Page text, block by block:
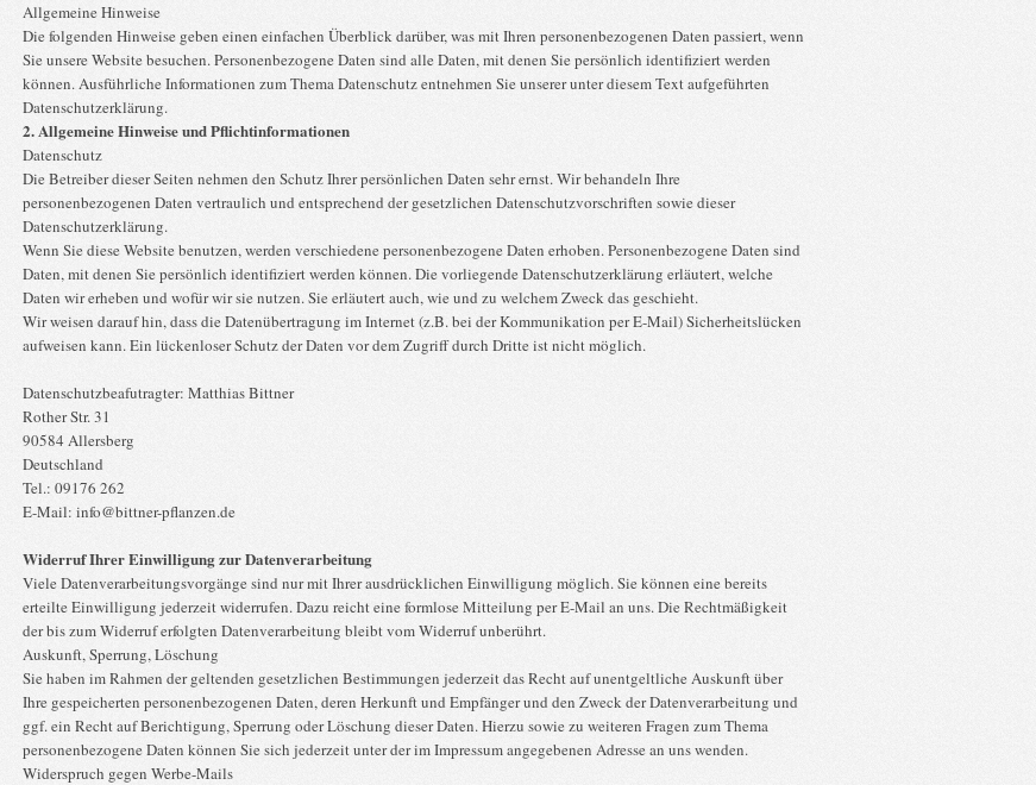
Allgemeine Hinweise
Die folgenden Hinweise geben einen einfachen Überblick darüber, was mit Ihren personenbezogenen Daten passiert, wenn
Sie unsere Website besuchen. Personenbezogene Daten sind alle Daten, mit denen Sie persönlich identifiziert werden
können. Ausführliche Informationen zum Thema Datenschutz entnehmen Sie unserer unter diesem Text aufgeführten
Datenschutzerklärung.
2. Allgemeine Hinweise und Pflichtinformationen
Datenschutz
Die Betreiber dieser Seiten nehmen den Schutz Ihrer persönlichen Daten sehr ernst. Wir behandeln Ihre
personenbezogenen Daten vertraulich und entsprechend der gesetzlichen Datenschutzvorschriften sowie dieser
Datenschutzerklärung.
Wenn Sie diese Website benutzen, werden verschiedene personenbezogene Daten erhoben. Personenbezogene Daten sind
Daten, mit denen Sie persönlich identifiziert werden können. Die vorliegende Datenschutzerklärung erläutert, welche
Daten wir erheben und wofür wir sie nutzen. Sie erläutert auch, wie und zu welchem Zweck das geschieht.
Wir weisen darauf hin, dass die Datenübertragung im Internet (z.B. bei der Kommunikation per E-Mail) Sicherheitslücken
aufweisen kann. Ein lückenloser Schutz der Daten vor dem Zugriff durch Dritte ist nicht möglich.
Datenschutzbeafutragter: Matthias Bittner
Rother Str. 31
90584 Allersberg
Deutschland
Tel.: 09176 262
E-Mail: info@bittner-pflanzen.de
Widerruf Ihrer Einwilligung zur Datenverarbeitung
Viele Datenverarbeitungsvorgänge sind nur mit Ihrer ausdrücklichen Einwilligung möglich. Sie können eine bereits
erteilte Einwilligung jederzeit widerrufen. Dazu reicht eine formlose Mitteilung per E-Mail an uns. Die Rechtmäßigkeit
der bis zum Widerruf erfolgten Datenverarbeitung bleibt vom Widerruf unberührt.
Auskunft, Sperrung, Löschung
Sie haben im Rahmen der geltenden gesetzlichen Bestimmungen jederzeit das Recht auf unentgeltliche Auskunft über
Ihre gespeicherten personenbezogenen Daten, deren Herkunft und Empfänger und den Zweck der Datenverarbeitung und
ggf. ein Recht auf Berichtigung, Sperrung oder Löschung dieser Daten. Hierzu sowie zu weiteren Fragen zum Thema
personenbezogene Daten können Sie sich jederzeit unter der im Impressum angegebenen Adresse an uns wenden.
Widerspruch gegen Werbe-Mails